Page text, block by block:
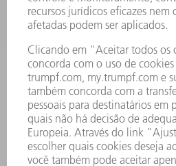
OFERTAS DE EMPREGO
PERFIL DA EMPRESA
CONSELHO DE ADMINISTRAÇÃO
RELATÓRIO FINANCEIRO ANUAL
PRINCÍPIOS EMPRESARIAIS
COMPLIANCE
SISTEMA DE DENÚNCIAS
SEGURANÇA
COMUNICADOS À IMPRENSA
REVISTAS
SUSTENTABILIDADE
MEIO AMBIENTE E CLIMA